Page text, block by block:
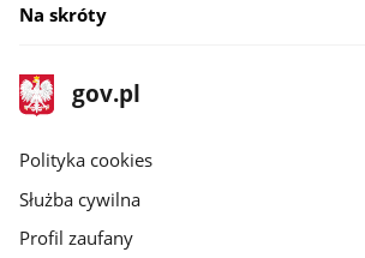
Na skróty
stopka
gov.pl
Strona
gov.pl
gov.pl
Polityka cookies
Służba cywilna
Profil zaufany